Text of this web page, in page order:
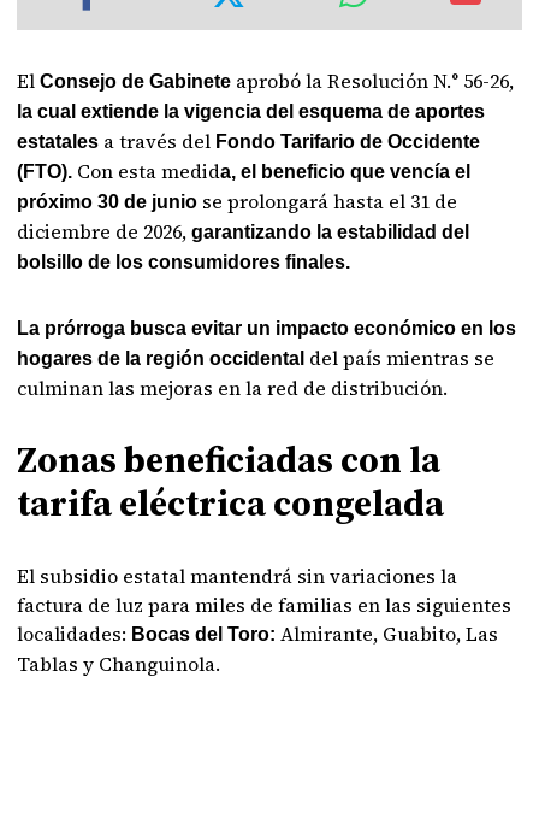
ElConsejo de Gabinete aprobó la Resolución N.° 56-26,
la cual extiende la vigencia del esquema de aportes
estatales a través del Fondo Tarifario de Occidente
(FTO). Con esta medida, el beneficio que vencía el
próximo 30 de junio se prolongará hasta el 31 de
diciembre de 2026, garantizando la estabilidad del
bolsillo de los consumidores finales.
La prórroga busca evitar un impacto económico en los
hogares de la región occidental del país mientras se
culminan las mejoras en la red de distribución.
Zonas beneficiadas con la
tarifa eléctrica congelada
El subsidio estatal mantendrá sin variaciones la
factura de luz para miles de familias en las siguientes
localidades: Bocas del Toro: Almirante, Guabito, Las
Tablas y Changuinola.